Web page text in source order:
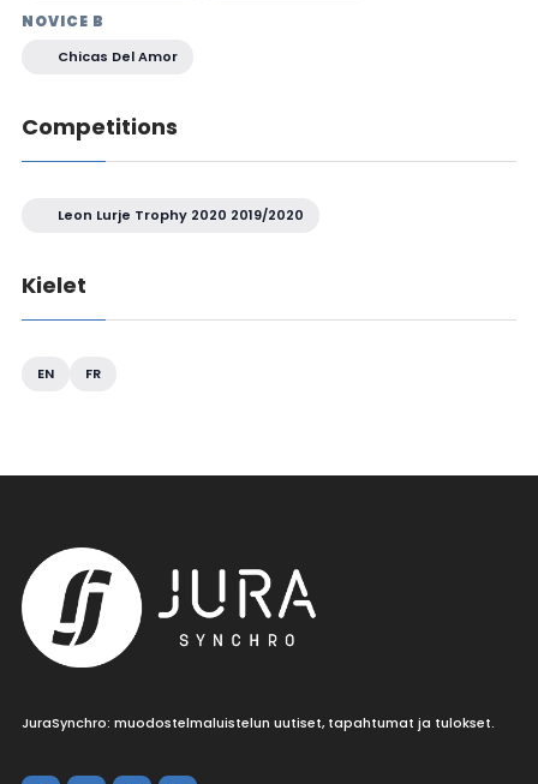
NOVICE B
Chicas Del Amor
Competitions
Leon Lurje Trophy 2020 2019/2020
Kielet
EN FR
JuraSynchro: muodostelmaluistelun uutiset, tapahtumat ja tulokset.